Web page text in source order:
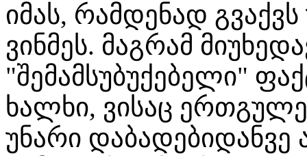
იმას, რამდენად
ვინმეს. მაგრამ
"შემამსუბუქებელი"
ხალხი, ვისაც
უნარი